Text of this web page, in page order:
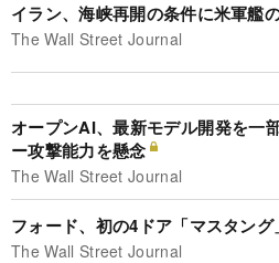
イラン、海峡再開の条件に米軍艦
The Wall Street Journal
オープンAI、最新モデル開発を
ー攻撃能力を懸念
The Wall Street Journal
フォード、初の4ドア「マスタング
The Wall Street Journal